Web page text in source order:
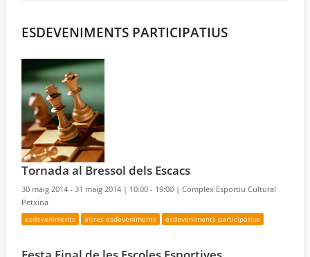
ESDEVENIMENTS PARTICIPATIUS
Tornada al Bressol dels Escacs
30 maig 2014 - 31 maig 2014 | 10:00 - 19:00 |Complex Esportiu Cultural
Petxina
esdeveniments altres esdeveniments esdeveniments participatius